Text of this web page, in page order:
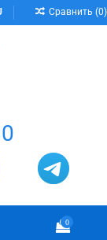
Сравнить (0)
0